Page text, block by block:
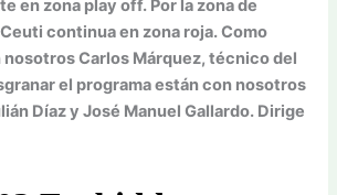
en zona play off. Por la zona de
continua en zona roja. Como
Carlos Márquez, técnico del
el programa están con nosotros
Díaz y José Manuel Gallardo. Dirige